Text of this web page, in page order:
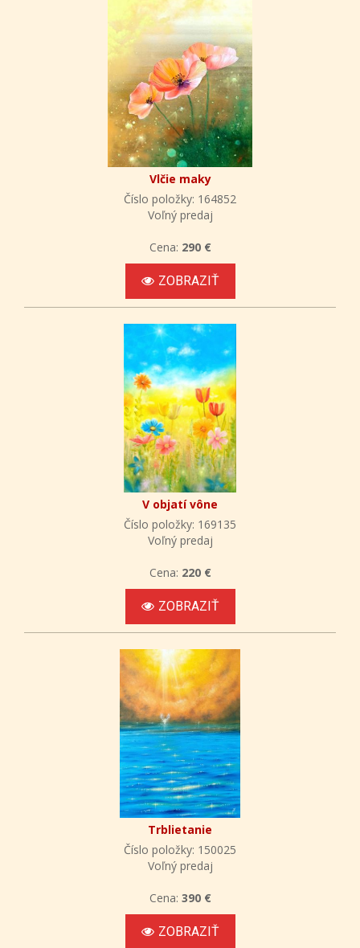
Vlčie maky
Číslo položky: 164852
Voľný predaj
Cena: 290 €
ZOBRAZIŤ
V objatí vône
Číslo položky: 169135
Voľný predaj
Cena: 220 €
ZOBRAZIŤ
Trblietanie
Číslo položky: 150025
Voľný predaj
Cena: 390 €
ZOBRAZIŤ